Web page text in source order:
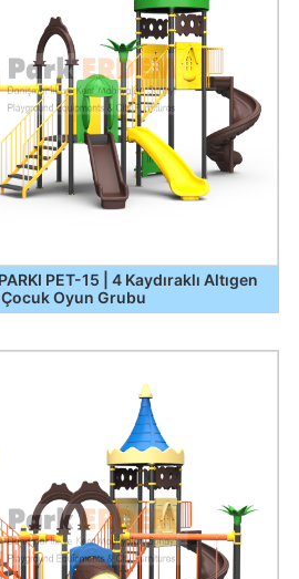
PET-15 | 4 Kaydıraklı Altıgen
Oyun Grubu